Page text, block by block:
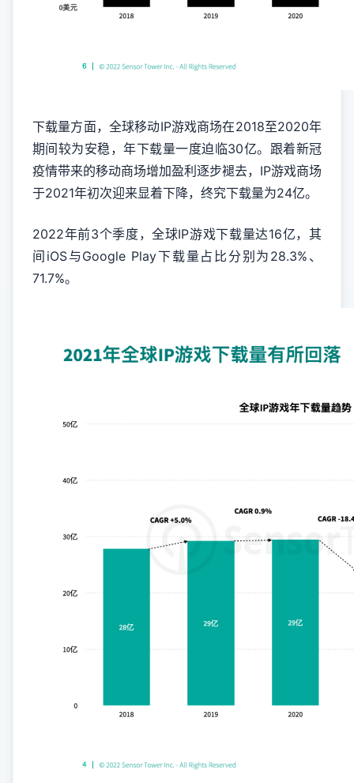
下载量方面，全球移动IP游戏商场在2018至2020年
期间较为安稳，年下载量一度迫临30亿。跟着新冠
疫情带来的移动商场增加盈利逐步褪去，IP游戏商场
于2021年初次迎来显着下降，终究下载量为24亿。
2022年前3个季度，全球IP游戏下载量达16亿，其
间iOS与Google Play下载量占比分别为28.3%、
71.7%。